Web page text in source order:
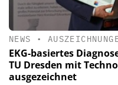
NEWS •
EKG-basiertes
TU Dresden mit
ausgezeichnet